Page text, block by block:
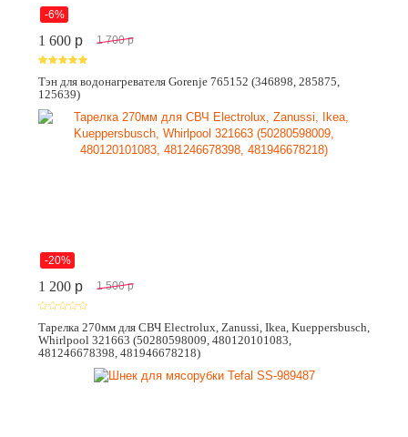
-6%
1 600 p 1 700 p
Тэн для водонагревателя Gorenje 765152 (346898, 285875,
125639)
-20%
1 200 p 1 500 p
Тарелка 270мм для СВЧ Electrolux, Zanussi, Ikea, Kueppersbusch,
Whirlpool 321663 (50280598009, 480120101083,
481246678398, 481946678218)